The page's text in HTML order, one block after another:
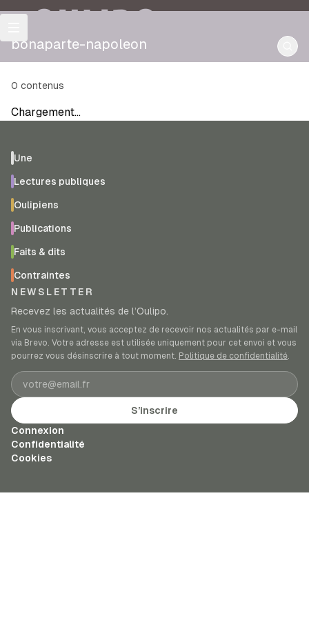
OULIPO
bonaparte-napoleon
0 contenus
Chargement…
Une
Lectures publiques
Oulipiens
Publications
Faits & dits
Contraintes
NEWSLETTER
Recevez les actualités de l’Oulipo.
En vous inscrivant, vous acceptez de recevoir nos actualités par e-mail
via Brevo. Votre adresse est utilisée uniquement pour cet envoi et vous
pourrez vous désinscrire à tout moment. Politique de confidentialité.
Adresse e-mail
S’inscrire
Connexion
Confidentialité
Cookies